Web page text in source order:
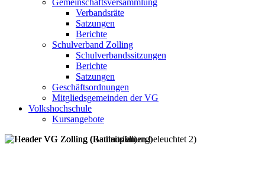
Gemeinschaftsversammlung
Verbandsräte
Satzungen
Berichte
Schulverband Zolling
Schulverbandssitzungen
Berichte
Satzungen
Geschäftsordnungen
Mitgliedsgemeinden der VG
Volkshochschule
Kursangebote